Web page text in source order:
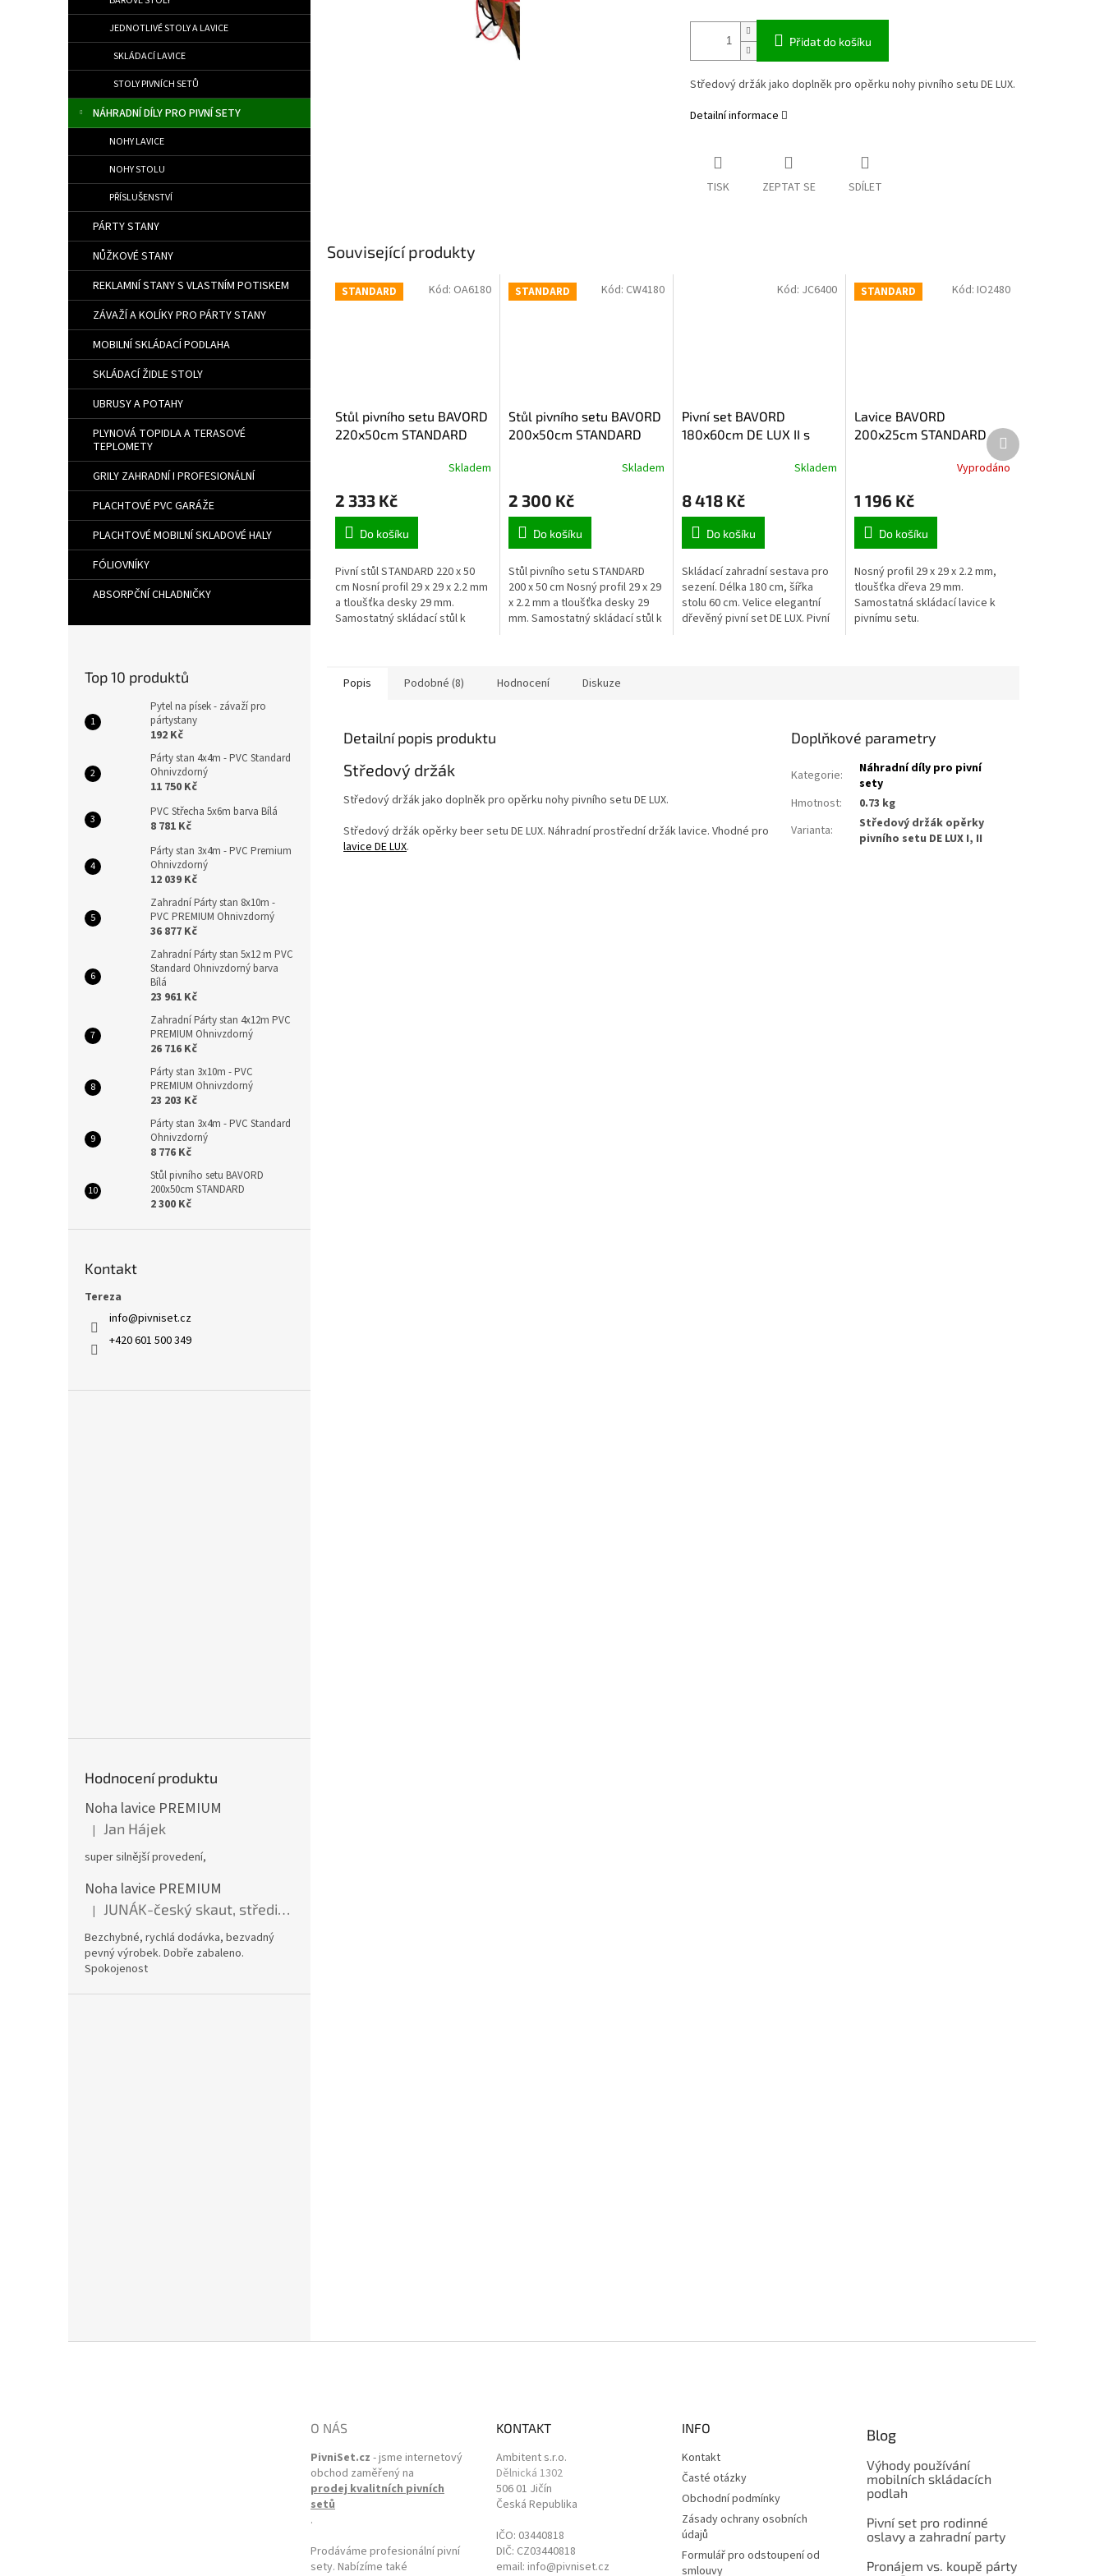
JEDNOTLIVÉ STOLY A LAVICE
SKLÁDACÍ LAVICE
STOLY PIVNÍCH SETŮ
NÁHRADNÍ DÍLY PRO PIVNÍ SETY
NOHY LAVICE
NOHY STOLU
PŘÍSLUŠENSTVÍ
PÁRTY STANY
NŮŽKOVÉ STANY
REKLAMNÍ STANY S VLASTNÍM POTISKEM
ZÁVAŽÍ A KOLÍKY PRO PÁRTY STANY
MOBILNÍ SKLÁDACÍ PODLAHA
SKLÁDACÍ ŽIDLE STOLY
UBRUSY A POTAHY
PLYNOVÁ TOPIDLA A TERASOVÉ
TEPLOMETY
GRILY ZAHRADNÍ I PROFESIONÁLNÍ
PLACHTOVÉ PVC GARÁŽE
PLACHTOVÉ MOBILNÍ SKLADOVÉ HALY
FÓLIOVNÍKY
ABSORPČNÍ CHLADNIČKY
Top 10 produktů
Pytel na písek - závaží pro
pártystany
192 Kč
Párty stan 4x4m - PVC Standard
Ohnivzdorný
11 750 Kč
PVC Střecha 5x6m barva Bílá
8 781 Kč
Párty stan 3x4m - PVC Premium
Ohnivzdorný
12 039 Kč
Zahradní Párty stan 8x10m -
PVC PREMIUM Ohnivzdorný
36 877 Kč
Zahradní Párty stan 5x12 m PVC
Standard Ohnivzdorný barva
Bílá
23 961 Kč
Zahradní Párty stan 4x12m PVC
PREMIUM Ohnivzdorný
26 716 Kč
Párty stan 3x10m - PVC
PREMIUM Ohnivzdorný
23 203 Kč
Párty stan 3x4m - PVC Standard
Ohnivzdorný
8 776 Kč
Stůl pivního setu BAVORD
200x50cm STANDARD
2 300 Kč
Kontakt
Tereza
info@pivniset.cz
+420 601 500 349
Hodnocení produktu
Noha lavice PREMIUM
Hodnocení produktu je 5 z 5 hvězdiček.
| Jan Hájek
super silnější provedení,
Noha lavice PREMIUM
Hodnocení produktu je 5 z 5 hvězdiček.
| JUNÁK-český skaut, středisko BOBŘI
Bezchybné, rychlá dodávka, bezvadný
pevný výrobek. Dobře zabaleno.
Spokojenost
Přidat do košíku
Středový držák jako doplněk pro opěrku nohy pivního setu DE LUX.
Detailní informace
TISK ZEPTAT SE SDÍLET
Související produkty
STANDARD
Stůl pivního setu BAVORD
220x50cm STANDARD
Skladem
2 333 Kč
Do košíku
Pivní stůl STANDARD 220 x 50
cm Nosní profil 29 x 29 x 2.2 mm
a tloušťka desky 29 mm.
Samostatný skládací stůl k
Kód: OA6180 STANDARD
Stůl pivního setu BAVORD
200x50cm STANDARD
Skladem
2 300 Kč
Do košíku
Stůl pivního setu STANDARD
200 x 50 cm Nosný profil 29 x 29
x 2.2 mm a tloušťka desky 29
mm. Samostatný skládací stůl k
Kód: CW4180
Pivní set BAVORD
180x60cm DE LUX II s
Skladem
8 418 Kč
Do košíku
Skládací zahradní sestava pro
sezení. Délka 180 cm, šířka
stolu 60 cm. Velice elegantní
dřevěný pivní set DE LUX. Pivní
Kód: JC6400 STANDARD
Lavice BAVORD
200x25cm STANDARD
Vyprodáno
1 196 Kč
Do košíku
Nosný profil 29 x 29 x 2.2 mm,
tloušťka dřeva 29 mm.
Samostatná skládací lavice k
pivnímu setu.
Kód: IO2480
Další produkt
Popis Podobné (8) Hodnocení Diskuze
Detailní popis produktu
Středový držák
Středový držák jako doplněk pro opěrku nohy pivního setu DE LUX.
Středový držák opěrky beer setu DE LUX. Náhradní prostřední držák lavice. Vhodné pro
lavice DE LUX.
Doplňkové parametry
Kategorie:
Náhradní díly pro pivní
sety
Hmotnost:
0.73 kg
Varianta:
Středový držák opěrky
pivního setu DE LUX I, II
O NÁS
PivniSet.cz - jsme internetový
obchod zaměřený na
prodej kvalitních pivních
setů
.
Prodáváme profesionální pivní
sety. Nabízíme také
KONTAKT
Ambitent s.r.o.
Dělnická 1302
506 01 Jičín
Česká Republika
IČO: 03440818
DIČ: CZ03440818
email: info@pivniset.cz
INFO
Kontakt
Časté otázky
Obchodní podmínky
Zásady ochrany osobních
údajů
Formulář pro odstoupení od
smlouvy
Blog
Výhody používání
mobilních skládacích
podlah
Pivní set pro rodinné
oslavy a zahradní party
Pronájem vs. koupě párty